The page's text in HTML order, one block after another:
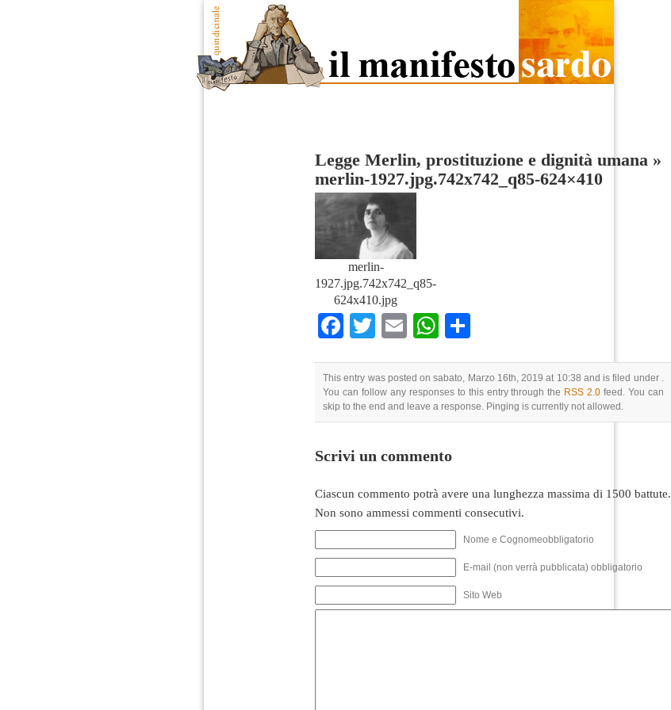
Legge Merlin, prostituzione e dignità umana »
merlin-1927.jpg.742x742_q85-624×410
merlin-
1927.jpg.742x742_q85-
624x410.jpg
Facebook
TwitterEmailWhatsApp
This entry was posted on sabato, Marzo 16th, 2019 at 10:38 and is filed under .
You can follow any responses to this entry through the RSS 2.0 feed. You can
skip to the end and leave a response. Pinging is currently not allowed.
Scrivi un commento
Ciascun commento potrà avere una lunghezza massima di 1500 battute.
Non sono ammessi commenti consecutivi.
Nome e Cognomeobbligatorio
E-mail (non verrà pubblicata) obbligatorio
Sito Web